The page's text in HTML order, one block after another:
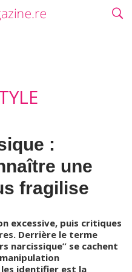
:
une
fragilise
excessive, puis critiques
Derrière le terme
narcissique” se cachent
identifier est la